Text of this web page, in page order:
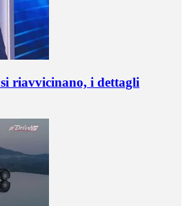
riavvicinano, i dettagli